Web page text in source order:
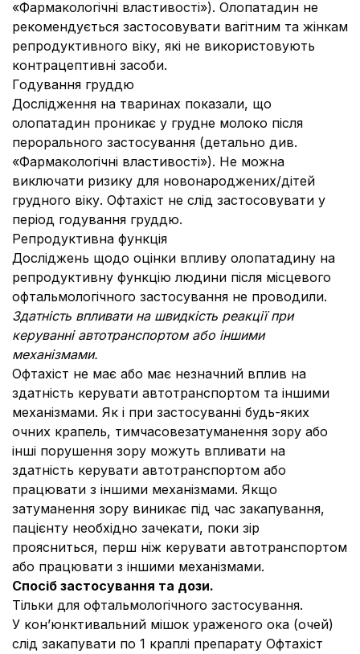
«Фармакологічні властивості»). Олопатадин не
рекомендується застосовувати вагітним та жінкам
репродуктивного віку, які не використовують
контрацептивні засоби.
Годування груддю
Дослідження на тваринах показали, що
олопатадин проникає у грудне молоко після
перорального застосування (детально див.
«Фармакологічні властивості»). Не можна
виключати ризику для новонароджених/дітей
грудного віку. Офтахіст не слід застосовувати у
період годування груддю.
Репродуктивна функція
Досліджень щодо оцінки впливу олопатадину на
репродуктивну функцію людини після місцевого
офтальмологічного застосування не проводили.
Здатність впливати на швидкість реакції при
керуванні автотранспортом або іншими
механізмами.
Офтахіст не має або має незначний вплив на
здатність керувати автотранспортом та іншими
механізмами. Як і при застосуванні будь-яких
очних крапель, тимчасовезатуманення зору або
інші порушення зору можуть впливати на
здатність керувати автотранспортом або
працювати з іншими механізмами. Якщо
затуманення зору виникає під час закапування,
пацієнту необхідно зачекати, поки зір
проясниться, перш ніж керувати автотранспортом
або працювати з іншими механізмами.
Спосіб застосування та дози.
Тільки для офтальмологічного застосування.
У кон’юнктивальний мішок ураженого ока (очей)
слід закапувати по 1 краплі препарату Офтахіст